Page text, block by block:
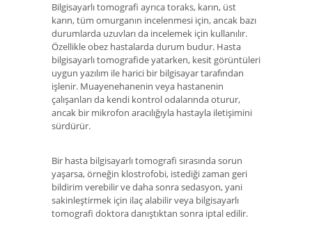
Bilgisayarlı tomografi ayrıca toraks, karın, üst
karın, tüm omurganın incelenmesi için, ancak bazı
durumlarda uzuvları da incelemek için kullanılır.
Özellikle obez hastalarda durum budur. Hasta
bilgisayarlı tomografide yatarken, kesit görüntüleri
uygun yazılım ile harici bir bilgisayar tarafından
işlenir. Muayenehanenin veya hastanenin
çalışanları da kendi kontrol odalarında oturur,
ancak bir mikrofon aracılığıyla hastayla iletişimini
sürdürür.
Bir hasta bilgisayarlı tomografi sırasında sorun
yaşarsa, örneğin klostrofobi, istediği zaman geri
bildirim verebilir ve daha sonra sedasyon, yani
sakinleştirmek için ilaç alabilir veya bilgisayarlı
tomografi doktora danıştıktan sonra iptal edilir.